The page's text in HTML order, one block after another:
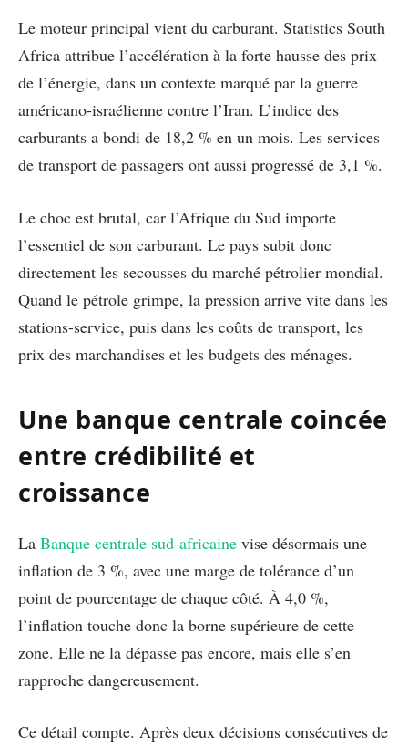
Le moteur principal vient du carburant. Statistics South
Africa attribue l’accélération à la forte hausse des prix
de l’énergie, dans un contexte marqué par la guerre
américano-israélienne contre l’Iran. L’indice des
carburants a bondi de 18,2 % en un mois. Les services
de transport de passagers ont aussi progressé de 3,1 %.
Le choc est brutal, car l’Afrique du Sud importe
l’essentiel de son carburant. Le pays subit donc
directement les secousses du marché pétrolier mondial.
Quand le pétrole grimpe, la pression arrive vite dans les
stations-service, puis dans les coûts de transport, les
prix des marchandises et les budgets des ménages.
Une banque centrale coincée
entre crédibilité et
croissance
La Banque centrale sud-africaine vise désormais une
inflation de 3 %, avec une marge de tolérance d’un
point de pourcentage de chaque côté. À 4,0 %,
l’inflation touche donc la borne supérieure de cette
zone. Elle ne la dépasse pas encore, mais elle s’en
rapproche dangereusement.
Ce détail compte. Après deux décisions consécutives de